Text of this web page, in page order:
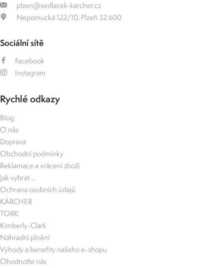
plzen@sedlacek-karcher.cz
Nepomucká 122/10, Plzeň 32 600
Sociální sítě
Facebook
Instagram
Rychlé odkazy
Blog
O nás
Doprava
Obchodní podmínky
Reklamace a vrácení zboží
Jak vybrat ...
Ochrana osobních údajů
KÄRCHER
TORK
Kimberly-Clark
Náhradní plnění
Výhody a benefity našeho e-shopu
Ohodnoťte nás